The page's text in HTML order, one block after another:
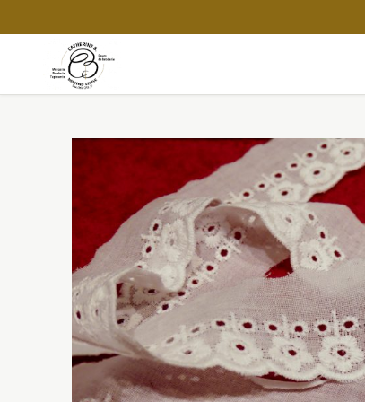
Passer